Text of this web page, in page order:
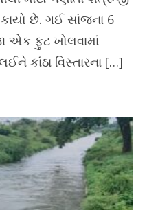
છે. ગઈ સાંજના 6
એક ફુટ ખોલવામાં
કાંઠા વિસ્તારના […]